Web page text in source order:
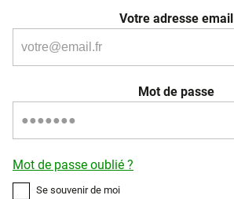
Votre adresse email
Mot de passe
Mot de passe oublié ?
Se souvenir de moi